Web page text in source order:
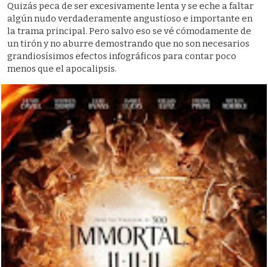
Quizás peca de ser excesivamente lenta y se eche a faltar
algún nudo verdaderamente angustioso e importante en
la trama principal. Pero salvo eso se vé cómodamente de
un tirón y no aburre demostrando que no son necesarios
grandiosísimos efectos infográficos para contar poco
menos que el apocalipsis.